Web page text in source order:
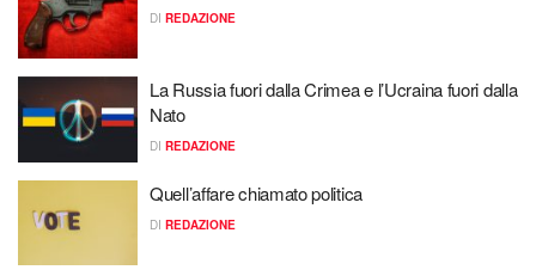
DI REDAZIONE
La Russia fuori dalla Crimea e l’Ucraina fuori dalla
Nato
DI REDAZIONE
Quell’affare chiamato politica
DI REDAZIONE